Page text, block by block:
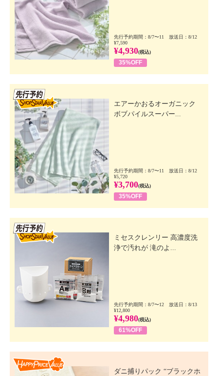
先行予約期間：8/7〜11 放送日：8/12
¥7,590
¥4,930(税込)
35%OFF
エアーかおるオーガニック
ボブパイルスーパー...
先行予約期間：8/7〜11 放送日：8/12
¥5,720
¥3,700(税込)
35%OFF
ミセスクレンリー 高濃度洗
浄で汚れが 滝のよ...
先行予約期間：8/7〜12 放送日：8/13
¥12,800
¥4,980(税込)
61%OFF
ダニ捕りパック “ブラックホ